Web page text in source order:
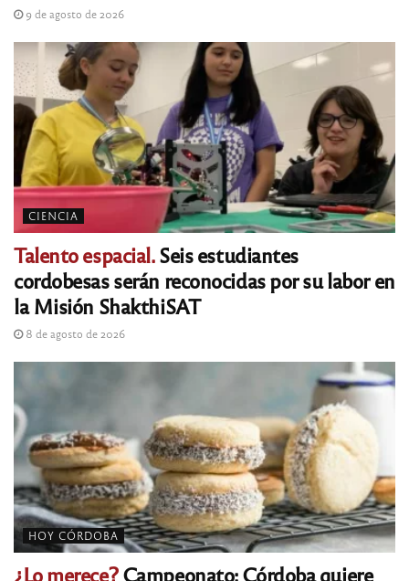
9 de agosto de 2026
CIENCIA
Talento espacial.Seis estudiantes
cordobesas serán reconocidas por su labor en
la Misión ShakthiSAT
8 de agosto de 2026
HOY CÓRDOBA
¿Lo merece?Campeonato: Córdoba quiere